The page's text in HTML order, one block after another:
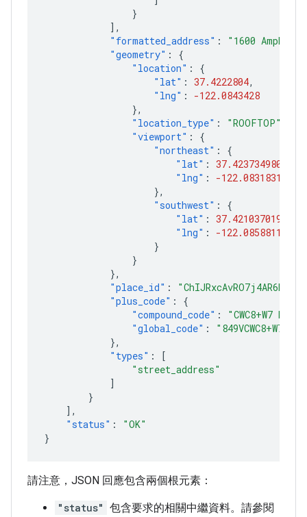
}
],
"formatted_address" :
"1600
"geometry" :
{
"location" :
{
"lat" : 37.4222804,
"lng" :
-122.0843428
},
"location_type" : "ROOFTOP"
"viewport" :
{
"northeast" :
{
"lat" : 37.4237349802915
"lng" :
-
},
"southwest" :
{
"lat" : 37.4210370197085
"lng" :
-
}
}
},
"place_id" :
"plus_code" :
{
"compound_code" :
"CWC8+W7
"global_code" :
"849VCWC8+W7"
},
"types" :
[
"street_address"
]
}
],
"status" :
"OK"
}
請注意，JSON 回應包含兩個根元素：
"status" 包含要求的相關中繼資料。請參閱